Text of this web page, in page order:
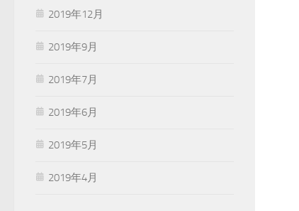
2019年12月
2019年9月
2019年7月
2019年6月
2019年5月
2019年4月